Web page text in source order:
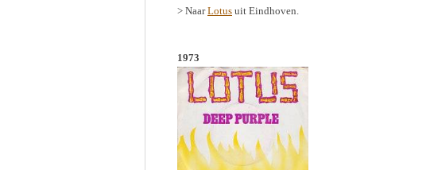
> NaarLotus uit Eindhoven.
1973